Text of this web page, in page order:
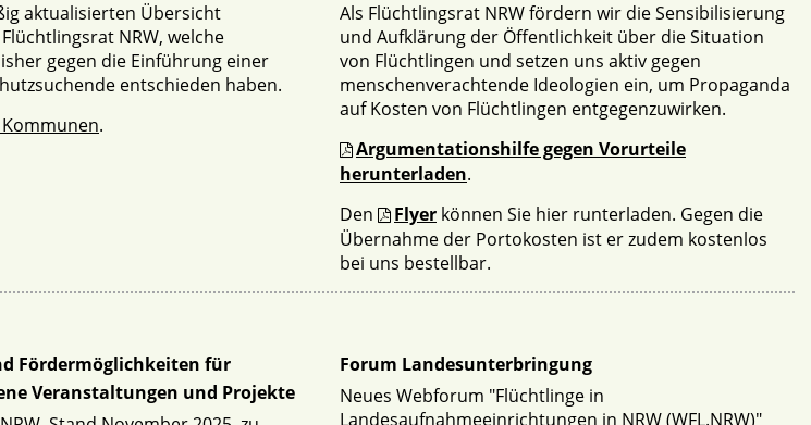
aktualisierten Übersicht
NRW, welche
gegen die Einführung einer
entschieden haben.
.
Als Flüchtlingsrat NRW fördern wir die Sensibilisierung
und Aufklärung der Öffentlichkeit über die Situation
von Flüchtlingen und setzen uns aktiv gegen
menschenverachtende Ideologien ein, um Propaganda
auf Kosten von Flüchtlingen entgegenzuwirken.
Argumentationshilfe gegen Vorurteile
herunterladen.
Den
Flyer können Sie hier runterladen. Gegen die
Übernahme der Portokosten ist er zudem kostenlos
bei uns bestellbar.
Fördermöglichkeiten für
Veranstaltungen und Projekte
Forum Landesunterbringung
Neues Webforum "Flüchtlinge in
Landesaufnahmeeinrichtungen in NRW (WFL.NRW)"